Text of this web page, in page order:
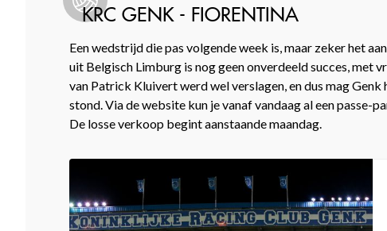
KRC GENK - FIORENTINA
Een wedstrijd die pas volgende week is, maar zeker het
uit Belgisch Limburg is nog geen onverdeeld succes, met
van Patrick Kluivert werd wel verslagen, en dus mag
stond. Via de website kun je vanaf vandaag al een
De losse verkoop begint aanstaande maandag.